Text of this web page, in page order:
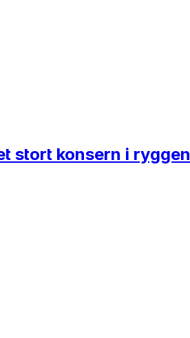
stort konsern i